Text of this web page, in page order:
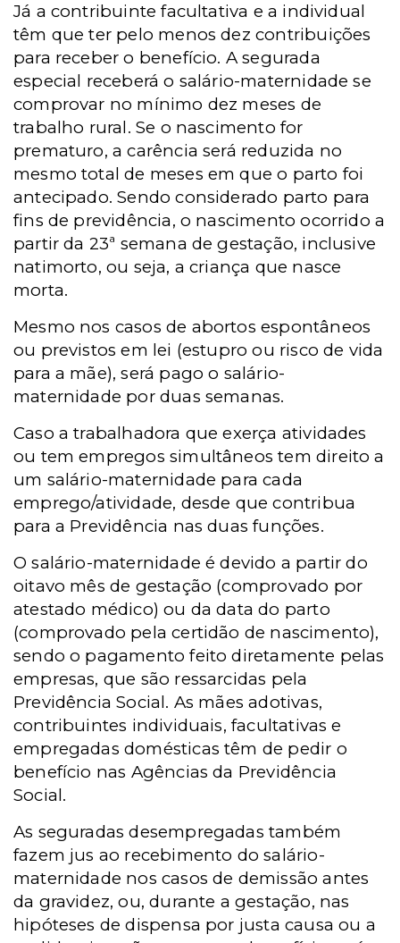
Já a contribuinte facultativa e a individual
têm que ter pelo menos dez contribuições
para receber o benefício. A segurada
especial receberá o salário-maternidade se
comprovar no mínimo dez meses de
trabalho rural. Se o nascimento for
prematuro, a carência será reduzida no
mesmo total de meses em que o parto foi
antecipado. Sendo considerado parto para
fins de previdência, o nascimento ocorrido a
partir da 23ª semana de gestação, inclusive
natimorto, ou seja, a criança que nasce
morta.
Mesmo nos casos de abortos espontâneos
ou previstos em lei (estupro ou risco de vida
para a mãe), será pago o salário-
maternidade por duas semanas.
Caso a trabalhadora que exerça atividades
ou tem empregos simultâneos tem direito a
um salário-maternidade para cada
emprego/atividade, desde que contribua
para a Previdência nas duas funções.
O salário-maternidade é devido a partir do
oitavo mês de gestação (comprovado por
atestado médico) ou da data do parto
(comprovado pela certidão de nascimento),
sendo o pagamento feito diretamente pelas
empresas, que são ressarcidas pela
Previdência Social. As mães adotivas,
contribuintes individuais, facultativas e
empregadas domésticas têm de pedir o
benefício nas Agências da Previdência
Social.
As seguradas desempregadas também
fazem jus ao recebimento do salário-
maternidade nos casos de demissão antes
da gravidez, ou, durante a gestação, nas
hipóteses de dispensa por justa causa ou a